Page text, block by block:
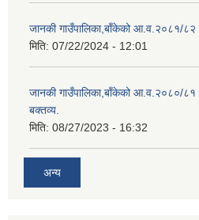
जानकी गाउँपालिका,बाँकेको आ.व.२०८१/८२
मिति: 07/22/2024 - 12:01
जानकी गाउँपालिका,बाँकेको आ.व.२०८०/८१
बक्तव्य.
मिति: 08/27/2023 - 16:32
अन्य